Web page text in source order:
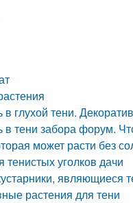
в глухой тени.
в тени забора форум.
может расти без
уголков дачи
являющиеся
растения для тени